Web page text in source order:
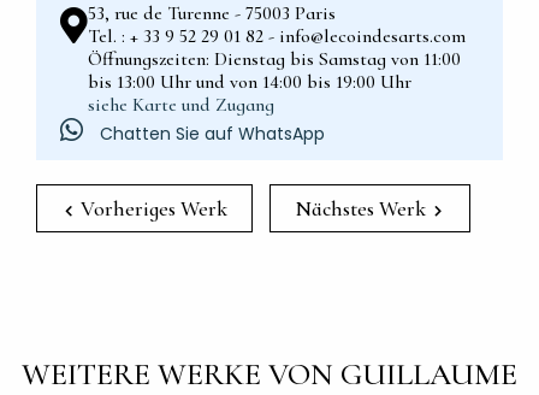
53, rue de Turenne - 75003 Paris
Tel. : + 33 9 52 29 01 82 - info@lecoindesarts.com
Öffnungszeiten: Dienstag bis Samstag von 11:00
bis 13:00 Uhr und von 14:00 bis 19:00 Uhr
siehe Karte und Zugang
Chatten Sie auf WhatsApp
Vorheriges Werk Nächstes Werk
WEITERE WERKE VON GUILLAUME